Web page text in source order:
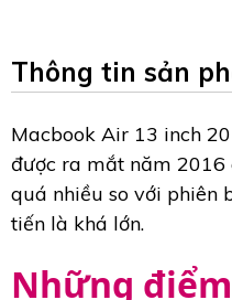
Thông tin sản
Macbook Air 13 inch
được ra mắt năm 2016
quá nhiều so với phiên
tiến là khá lớn.
Những